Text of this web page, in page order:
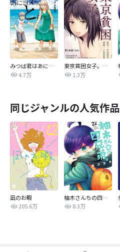
みつば君はあにヨメさんと。
4.7万
東京貧困女子。【単話】
1.3万
同じジャンルの人気作品
凪のお暇
205.6万
柚木さんちの四兄弟。
8.3万